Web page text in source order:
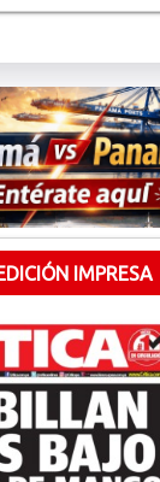
EDICIÓN IMPRESA